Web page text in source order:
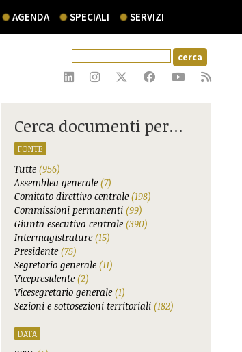
AGENDA SPECIALI SERVIZI
Cerca documenti per...
FONTE
Tutte(956)
Assemblea generale(7)
Comitato direttivo centrale(198)
Commissioni permanenti (99)
Giunta esecutiva centrale(390)
Intermagistrature(15)
Presidente(75)
Segretario generale(11)
Vicepresidente(2)
Vicesegretario generale(1)
Sezioni e sottosezioni territoriali (182)
DATA